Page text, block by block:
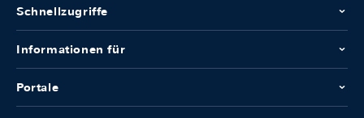
Schnellzugriffe
Informationen für
Portale